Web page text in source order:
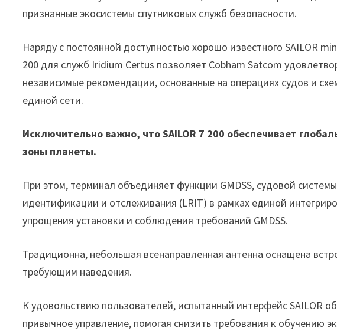
признанные экосистемы спутниковых служб безопасности.
Наряду с постоянной доступностью хорошо известного SAILOR
200 для служб Iridium Certus позволяет Cobham Satcom
независимые рекомендации, основанные на операциях судов и
единой сети.
Исключительно важно, что SAILOR 7 200 обеспечивает
зоны планеты.
При этом, терминал объединяет функции GMDSS, судовой
идентификации и отслеживания (LRIT) в рамках единой
упрощения установки и соблюдения требований GMDSS.
Традиционна, небольшая всенаправленная антенна оснащена
требующим наведения.
К удовольствию пользователей, испытанный интерфейс SAILOR
привычное управление, помогая снизить требования к обучению